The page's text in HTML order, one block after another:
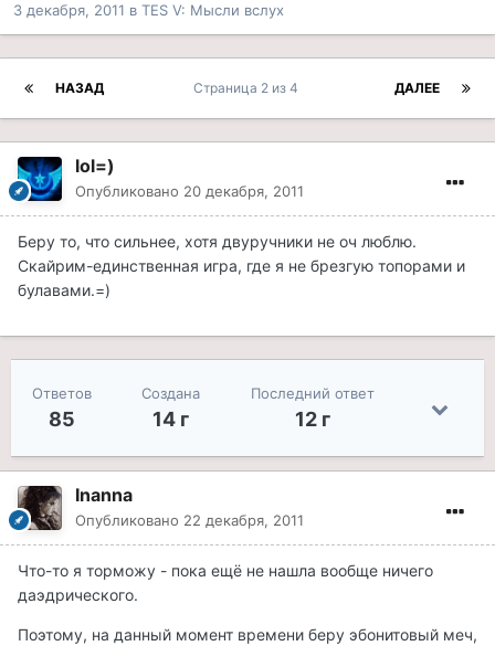
3 декабря, 2011 в TES V: Мысли вслух
НАЗАД ДАЛЕЕ
Страница 2 из 4
lol=)
Опубликовано 20 декабря, 2011
Беру то, что сильнее, хотя двуручники не оч люблю.
Скайрим-единственная игра, где я не брезгую топорами и
булавами.=)
Ответов
85
Создана
14 г
Последний ответ
12 г
Inanna
Опубликовано 22 декабря, 2011
Что-то я торможу - пока ещё не нашла вообще ничего
даэдрического.
Поэтому, на данный момент времени беру эбонитовый меч,